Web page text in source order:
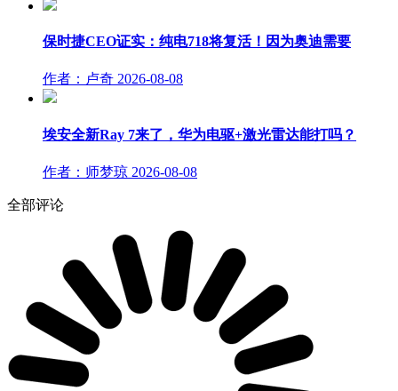
保时捷CEO证实：纯电718将复活！因为奥迪需要
作者：卢奇 2026-08-08
埃安全新Ray 7来了，华为电驱+激光雷达能打吗？
作者：师梦琼 2026-08-08
全部评论